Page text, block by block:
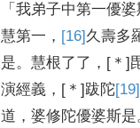
「 我弟子中第一優婆
慧第一 ， [16] 久壽多
是。 慧根了了 ， [＊]
演經義 ， [＊] 跋陀[19]
道 ， 婆修陀優婆斯是